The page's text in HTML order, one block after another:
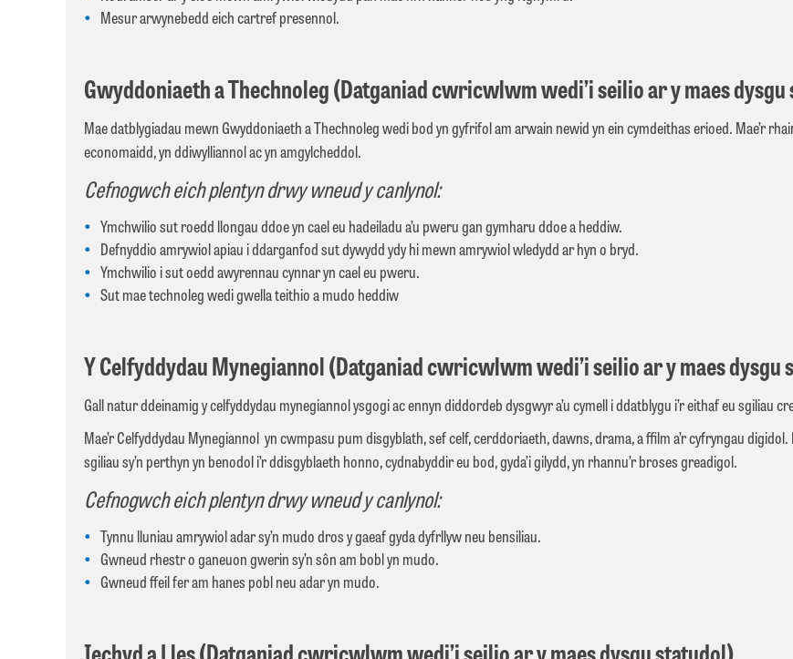
Mesur arwynebedd eich cartref presennol.
Gwyddoniaeth a Thechnoleg (Datganiad cwricwlwm wedi’i seilio ar y maes
Mae datblygiadau mewn Gwyddoniaeth a Thechnoleg wedi bod yn gyfrifol am arwain newid yn ein cymdeithas erioed. Mae’r
economaidd, yn ddiwylliannol ac yn amgylcheddol.
Cefnogwch eich plentyn drwy wneud y canlynol:
Ymchwilio sut roedd llongau ddoe yn cael eu hadeiladu a’u pweru gan gymharu ddoe a heddiw.
Defnyddio amrywiol apiau i ddarganfod sut dywydd ydy hi mewn amrywiol wledydd ar hyn o bryd.
Ymchwilio i sut oedd awyrennau cynnar yn cael eu pweru.
Sut mae technoleg wedi gwella teithio a mudo heddiw
Y Celfyddydau Mynegiannol (Datganiad cwricwlwm wedi’i seilio ar y maes dysgu
Gall natur ddeinamig y celfyddydau mynegiannol ysgogi ac ennyn diddordeb dysgwyr a’u cymell i ddatblygu i’r eithaf eu sgiliau
Mae’r Celfyddydau Mynegiannol yn cwmpasu pum disgyblath, sef celf, cerddoriaeth, dawns, drama, a ffilm a’r cyfryngau
sgiliau sy’n perthyn yn benodol i’r ddisgyblaeth honno, cydnabyddir eu bod, gyda’i gilydd, yn rhannu’r broses greadigol.
Cefnogwch eich plentyn drwy wneud y canlynol:
Tynnu lluniau amrywiol adar sy’n mudo dros y gaeaf gyda dyfrllyw neu bensiliau.
Gwneud rhestr o ganeuon gwerin sy’n sôn am bobl yn mudo.
Gwneud ffeil fer am hanes pobl neu adar yn mudo.